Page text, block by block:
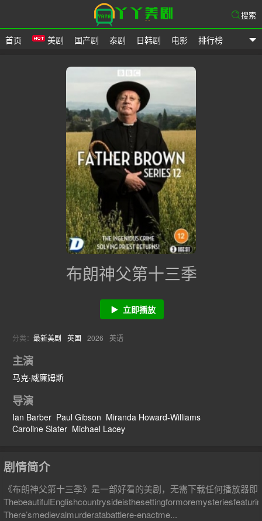
首页 美剧 国产剧 泰剧 日韩剧 电影 排行榜
搜索
布朗神父第十三季
立即播放
分类： 最新美剧 英国 2026 英语
主演
马克·威廉姆斯
导演
Ian Barber Paul Gibson Miranda Howard-Williams
Caroline Slater Michael Lacey
剧情简介
《布朗神父第十三季》是一部好看的美剧，无需下载任何播放器
There’smedievalmurderatabattlere-enactme...